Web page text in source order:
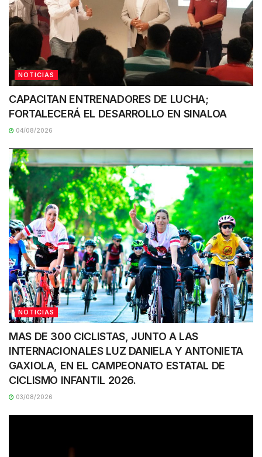
NOTICIAS
CAPACITAN ENTRENADORES DE LUCHA;
FORTALECERÁ EL DESARROLLO EN SINALOA
04/08/2026
NOTICIAS
MAS DE 300 CICLISTAS, JUNTO A LAS
INTERNACIONALES LUZ DANIELA Y ANTONIETA
GAXIOLA, EN EL CAMPEONATO ESTATAL DE
CICLISMO INFANTIL 2026.
03/08/2026